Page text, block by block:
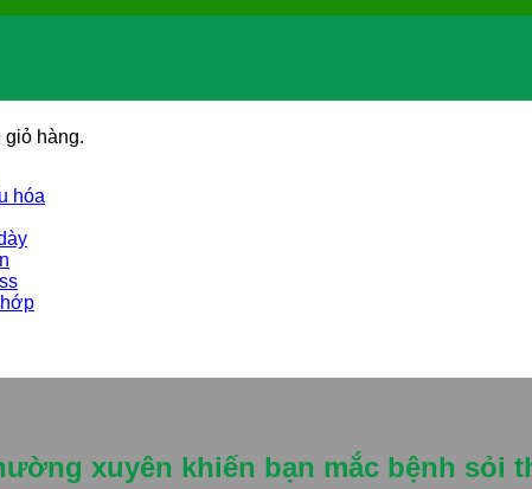
giỏ hàng.
hóa
xuyên khiến bạn mắc bệnh sỏi